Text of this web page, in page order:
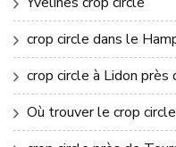
crop circle dans le
crop circle à Lidon près
Où trouver le crop